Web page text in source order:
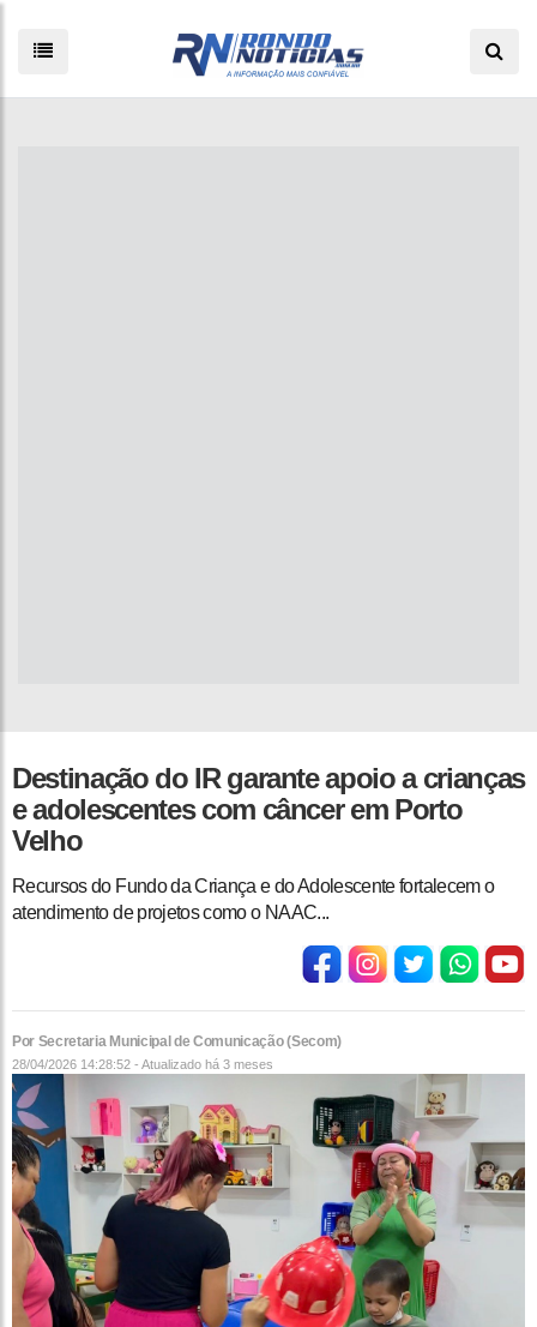
Destinação do IR garante apoio a crianças
e adolescentes com câncer em Porto
Velho
Recursos do Fundo da Criança e do Adolescente fortalecem o
atendimento de projetos como o NAAC...
Por Secretaria Municipal de Comunicação (Secom)
28/04/2026 14:28:52 - Atualizado há 3 meses